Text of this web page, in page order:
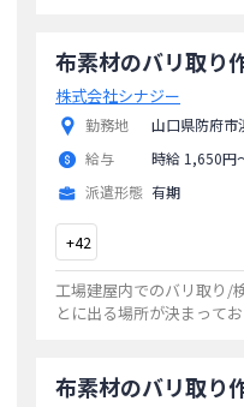
布素材のバリ取り
株式会社シナジー
勤務地
山口県防府市
給与
時給 1,650円
派遣形態 有期
+42
工場建屋内でのバリ取り/
とに出る場所が決まって
布素材のバリ取り